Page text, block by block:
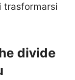
trasformarsi
divide